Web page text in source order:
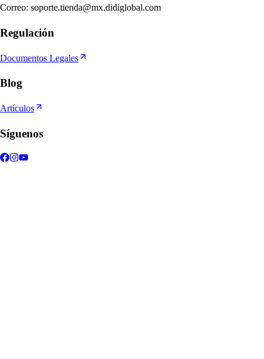
Correo: soporte.tienda@mx.didiglobal.com
Regulación
Documentos Legales
Blog
Artículos
Síguenos